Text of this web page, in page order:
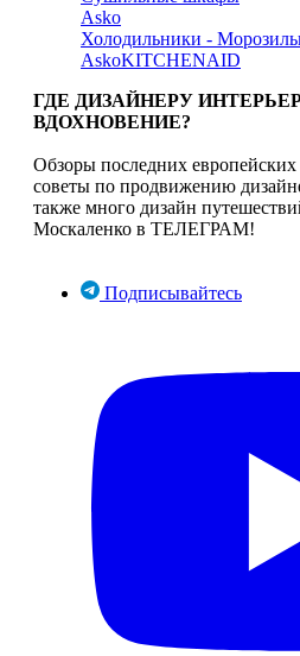
Asko
Холодильники -
AskoKITCHENAID
ГДЕ ДИЗАЙНЕРУ
ВДОХНОВЕНИЕ?
Обзоры последних
советы по продвижению
также много дизайн
Москаленко в ТЕЛЕГРАМ!
Подписывайтесь